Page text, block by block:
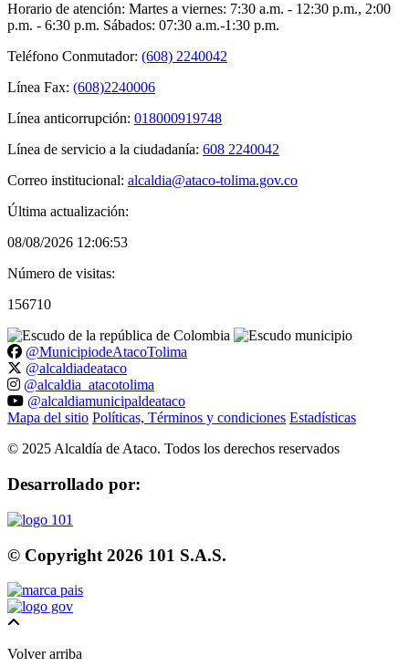
Horario de atención: Martes a viernes: 7:30 a.m. - 12:30 p.m., 2:00
p.m. - 6:30 p.m. Sábados: 07:30 a.m.-1:30 p.m.
Teléfono Conmutador: (608) 2240042
Línea Fax: (608)2240006
Línea anticorrupción: 018000919748
Línea de servicio a la ciudadanía: 608 2240042
Correo institucional: alcaldia@ataco-tolima.gov.co
Última actualización:
08/08/2026 12:06:53
Número de visitas:
156710
@MunicipiodeAtacoTolima
@alcaldiadeataco
@alcaldia_atacotolima
@alcaldiamunicipaldeataco
Mapa del sitio Políticas, Términos y condiciones Estadísticas
© 2025 Alcaldía de Ataco. Todos los derechos reservados
Desarrollado por:
© Copyright 2026 101 S.A.S.
Volver arriba